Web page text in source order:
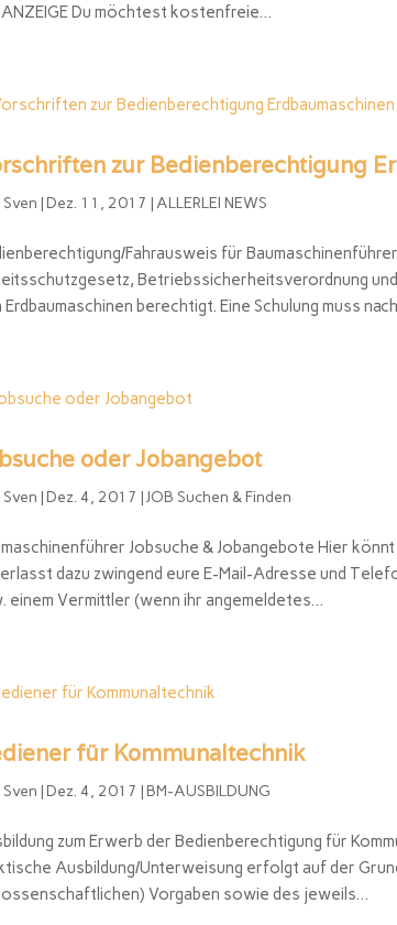
Du möchtest kostenfreie...
zur Bedienberechtigung
Sven |Dez. 11, 2017 |ALLERLEI NEWS
Fahrausweis für
Betriebssicherheitsverordnung
Erdbaumaschinen berechtigt. Eine Schulung muss
oder Jobangebot
Sven |Dez. 4, 2017 |JOB Suchen & Finden
Jobsuche & Jobangebote Hier
dazu zwingend eure E-Mail-Adresse und
einem Vermittler (wenn ihr angemeldetes...
für Kommunaltechnik
Sven |Dez. 4, 2017 |BM-AUSBILDUNG
zum Erwerb der Bedienberechtigung für
Ausbildung/Unterweisung erfolgt auf der
Vorgaben sowie des jeweils...